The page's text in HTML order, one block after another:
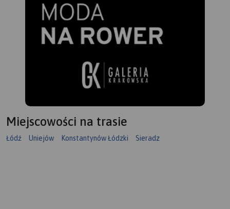
Miejscowości na trasie
Łódź Uniejów Konstantynów Łódzki Sieradz